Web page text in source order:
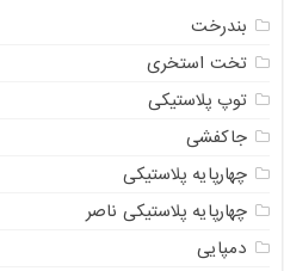
بندرخت
تخت استخری
توپ پلاستیکی
جاکفشی
چهارپایه پلاستیکی
چهارپایه پلاستیکی ناصر
دمپایی